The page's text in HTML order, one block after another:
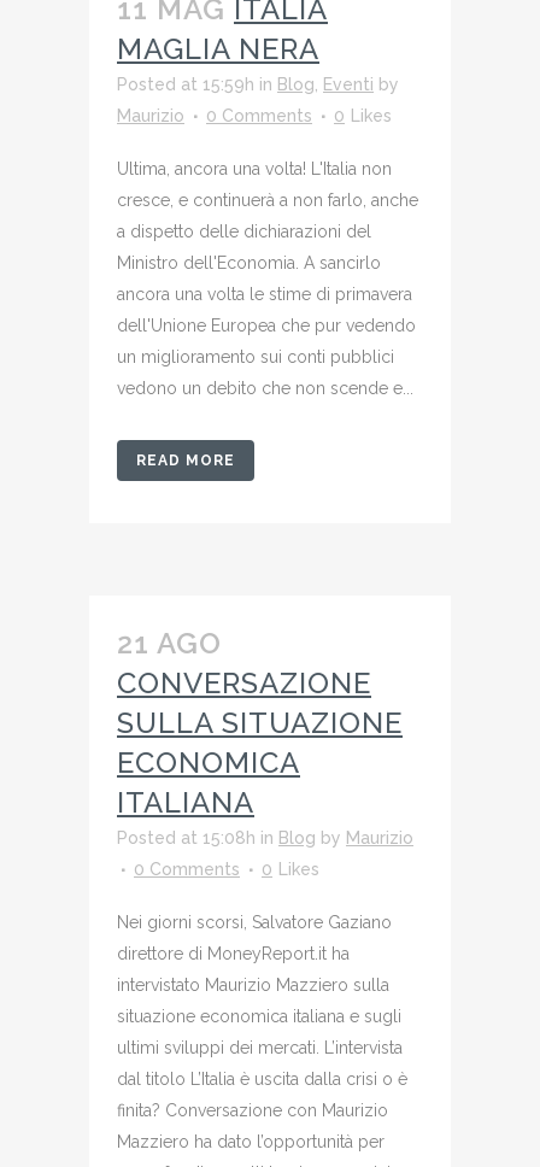
11 MAG ITALIA
MAGLIA NERA
Posted at 15:59h in Blog Eventi by
Maurizio
0 Comments 0 Likes
Ultima, ancora una volta! L'Italia non
cresce, e continuerà a non farlo, anche
a dispetto delle dichiarazioni del
Ministro dell'Economia. A sancirlo
ancora una volta le stime di primavera
dell'Unione Europea che pur vedendo
un miglioramento sui conti pubblici
vedono un debito che non scende e...
READ MORE
21 AGO
CONVERSAZIONE
SULLA SITUAZIONE
ECONOMICA
ITALIANA
Posted at 15:08h in Blog by Maurizio
0 Comments
0 Likes
Nei giorni scorsi, Salvatore Gaziano
direttore di MoneyReport.it ha
intervistato Maurizio Mazziero sulla
situazione economica italiana e sugli
ultimi sviluppi dei mercati. L’intervista
dal titolo L’Italia è uscita dalla crisi o è
finita? Conversazione con Maurizio
Mazziero ha dato l’opportunità per